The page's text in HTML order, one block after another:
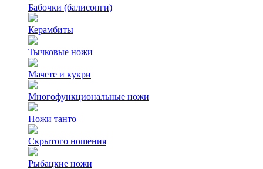
Бабочки (балисонги)
Керамбиты
Тычковые ножи
Мачете и кукри
Многофункциональные ножи
Ножи танто
Скрытого ношения
Рыбацкие ножи